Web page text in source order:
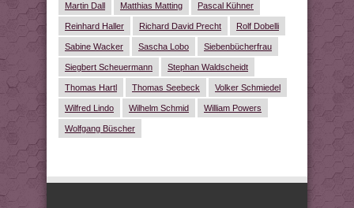
Martin Dall Matthias Matting Pascal Kühner
Reinhard Haller Richard David Precht Rolf Dobelli
Sabine Wacker Sascha Lobo Siebenbücherfrau
Siegbert Scheuermann Stephan Waldscheidt
Thomas Hartl Thomas Seebeck Volker Schmiedel
Wilfred Lindo Wilhelm Schmid William Powers
Wolfgang Büscher